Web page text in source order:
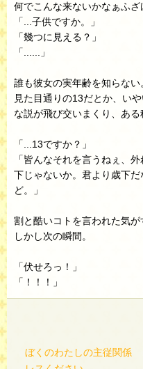
何でこんな来ないかなぁふざ
「...子供ですか。」
「幾つに見える？」
「......」
誰も彼女の実年齢を知らない
見た目通りの13だとか、い
な説が飛び交いまくり、ある
「...13ですか？」
「皆んなそれを言うねぇ、
下じゃないか。君より歳下
ど。」
割と酷いコトを言われた気が
しかし次の瞬間。
「伏せろっ！」
「！！！」
ぼくのわたしの主従関係